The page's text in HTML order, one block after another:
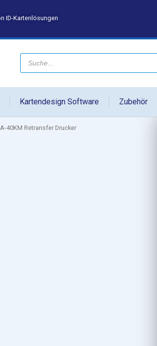
ID-Kartenlösungen
Kartendesign Software Zubehör
40KM Retransfer Drucker